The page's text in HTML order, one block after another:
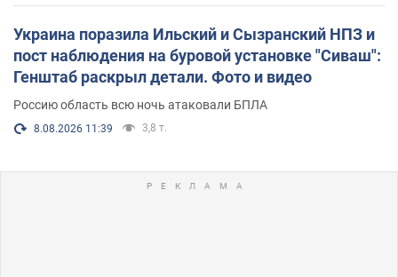
Украина поразила Ильский и Сызранский НПЗ и
пост наблюдения на буровой установке "Сиваш":
Генштаб раскрыл детали. Фото и видео
Россию область всю ночь атаковали БПЛА
8.08.2026 11:39 3,8 т.